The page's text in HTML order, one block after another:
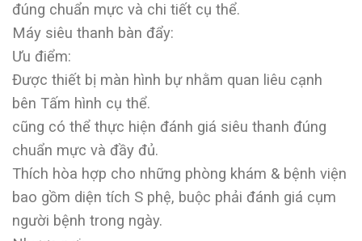
đúng chuẩn mực và chi tiết cụ thể.
Máy siêu thanh bàn đẩy:
Ưu điểm:
Được thiết bị màn hình bự nhằm quan liêu cạnh
bên Tấm hình cụ thể.
cũng có thể thực hiện đánh giá siêu thanh đúng
chuẩn mực và đầy đủ.
Thích hòa hợp cho những phòng khám & bệnh viện
bao gồm diện tích S phệ, buộc phải đánh giá cụm
người bệnh trong ngày.